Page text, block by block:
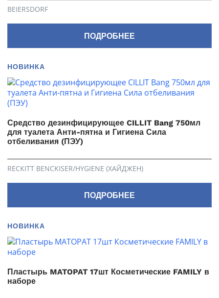
BEIERSDORF
ПОДРОБНЕЕ
НОВИНКА
Средство дезинфицирующее CILLIT Bang 750мл
для туалета Анти-пятна и Гигиена Сила
отбеливания (ПЭУ)
RECKITT BENCKISER/HYGIENE (ХАЙДЖЕН)
ПОДРОБНЕЕ
НОВИНКА
Пластырь MATOPAT 17шт Косметические FAMILY в
наборе